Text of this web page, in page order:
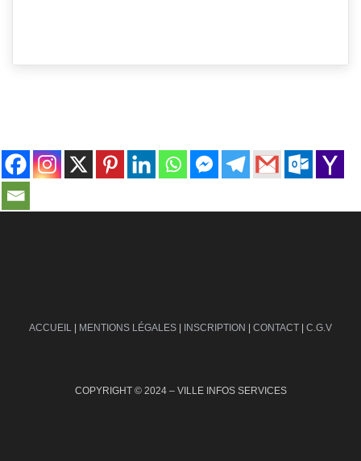
ACCUEIL | MENTIONS LÉGALES | INSCRIPTION | CONTACT | C.G.V
COPYRIGHT © 2024 – VILLE INFOS SERVICES